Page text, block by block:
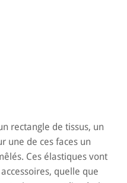
rectangle de tissus, un
une de ces faces un
Ces élastiques vont
quelle que